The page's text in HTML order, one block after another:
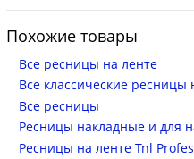
Похожие товары
Все ресницы на ленте
Все классические ресницы
Все ресницы
Ресницы накладные и для
Ресницы на ленте Tnl